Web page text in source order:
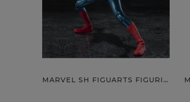
MARVEL SH FIGUARTS FIGURINE...